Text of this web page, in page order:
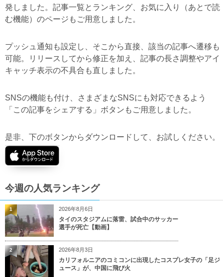
発しました。記事一覧とランキング、お気に入り（あとで読
む機能）のページもご用意しました。
プッシュ通知も設定し、そこから直接、該当の記事へ遷移も
可能。リリースしてから修正を加え、記事の長さ調整やアイ
キャッチ表示の不具合も直しました。
SNSの機能も付け、さまざまなSNSにも対応できるよう
「この記事をシェアする」ボタンもご用意しました。
是非、下のボタンからダウンロードして、お試しください。
今週の人気ランキング
2026年8月6日
タイのスタジアムに落雷、試合中のサッカー
選手が死亡【動画】
1
2026年8月3日
カリフォルニアのコミコンに出現したコスプレ女子の「足ジ
ュース」が、中国に飛び火
2